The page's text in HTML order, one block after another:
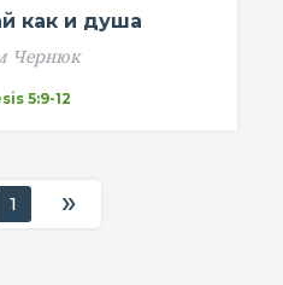
как и душа
Чернюк
5:9-12
1 »